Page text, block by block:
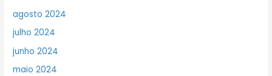
agosto 2024
julho 2024
junho 2024
maio 2024